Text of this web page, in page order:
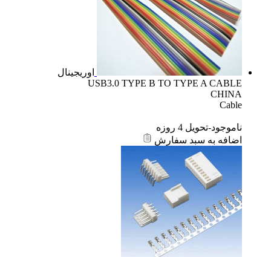
اوریجینال
USB3.0 TYPE B TO TYPE A CABLE
CHINA
Cable
ناموجود-تحویل 4 روزه
اضافه به سبد سفارش